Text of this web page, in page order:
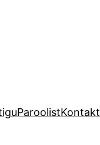
ParoolistKontakt